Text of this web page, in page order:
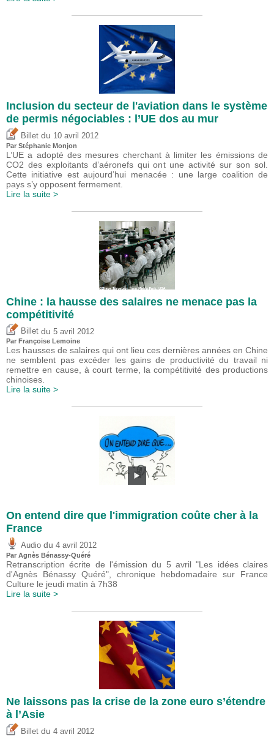
Inclusion du secteur de l'aviation dans le système
de permis négociables : l’UE dos au mur
Billet du 10 avril 2012
Par Stéphanie Monjon
L’UE a adopté des mesures cherchant à limiter les émissions de
CO2 des exploitants d’aéronefs qui ont une activité sur son sol.
Cette initiative est aujourd’hui menacée : une large coalition de
pays s’y opposent fermement.
Lire la suite >
Chine : la hausse des salaires ne menace pas la
compétitivité
Billet du 5 avril 2012
Par Françoise Lemoine
Les hausses de salaires qui ont lieu ces dernières années en Chine
ne semblent pas excéder les gains de productivité du travail ni
remettre en cause, à court terme, la compétitivité des productions
chinoises.
Lire la suite >
On entend dire que l'immigration coûte cher à la
France
Audio du 4 avril 2012
Par Agnès Bénassy-Quéré
Retranscription écrite de l'émission du 5 avril "Les idées claires
d'Agnès Bénassy Quéré", chronique hebdomadaire sur France
Culture le jeudi matin à 7h38
Lire la suite >
Ne laissons pas la crise de la zone euro s’étendre
à l’Asie
Billet du 4 avril 2012